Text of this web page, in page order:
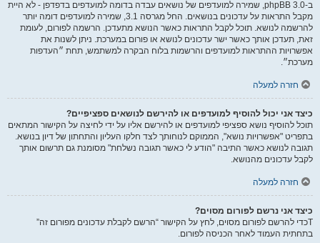
ב-phpBB 3.0, שמירה למועדפים של נושאים עבדה בדומה למועדפים בדפדפן - לא היית
מקבל התראות על עדכונים בנושאים. החל מגרסה 3.1, שמירה למועדפים דומה יותר
להרשמה לנושא. תוכל לקבל התראות כאשר הנושא מתעדכן. הרשמה לפורום, לעומת
זאת, תעדכן אותך כאשר ישר עדכונים לנושא או פורום במערכת. ניתן לשנות את
אפשרויות ההתראות למועדפים והרשמות בלוח הבקרה למשתמש, תחת ״העדפות
מערכת״.
חזרה למעלה
כיצד אני יכול להוסיף למועדפים או להירשם לנושאים ספציפיים?
תוכל להוסיף נושא ספציפי למועדפים או להירשם אליו על ידי לחיצה על הקישור המתאים
בתפריט "אפשרויות נושא", הממוקם לנוחותך לצד חלקו העליון והתחתון של דיון בנושא.
תגובה לנושא כאשר התיבה "הודע לי כאשר תגובה נשלחת" מסומנת גם תרשום אותך
לקבל עדכונים מהנושא.
חזרה למעלה
כיצד אני נרשם לפורום מסוים?
Tכדי להרשם לפורום מסוים, לחץ על הקישור “הרשם לקבלת עדכונים מפורום זה”
בתחתית העמוד לאחר הכניסה לפורום.